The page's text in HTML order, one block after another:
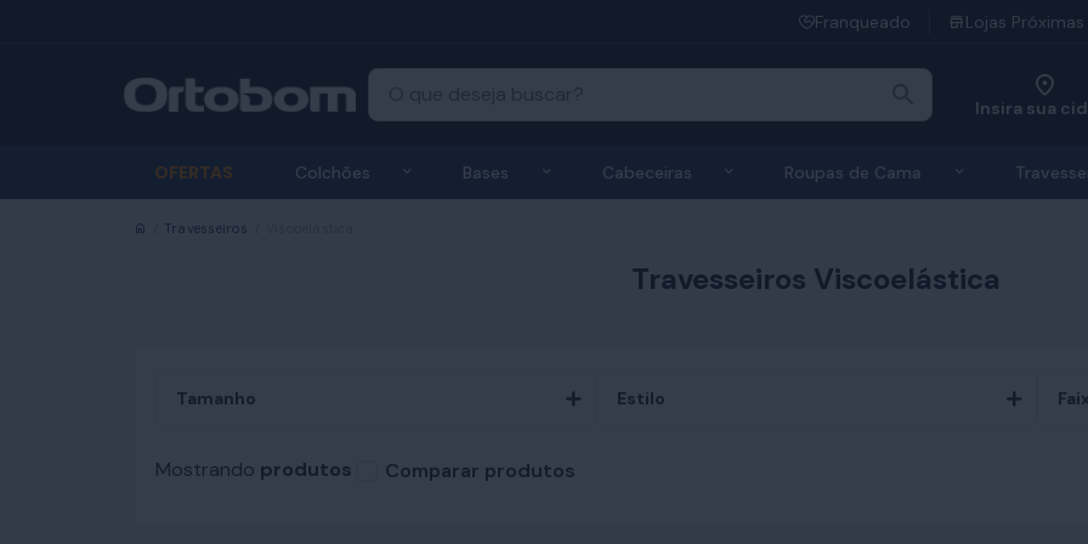
Franqueado Lojas Próximas
Insira sua
OFERTAS Colchões Exibir submenu de Colchões
Bases Exibir submenu de Bases
Cabeceiras Exibir submenu de Cabeceiras
Roupas de Cama Exibir
Início
Travesseiros
Travesseiros Viscoelástica
Tamanho Estilo
Mostrando produtos Comparar produtos